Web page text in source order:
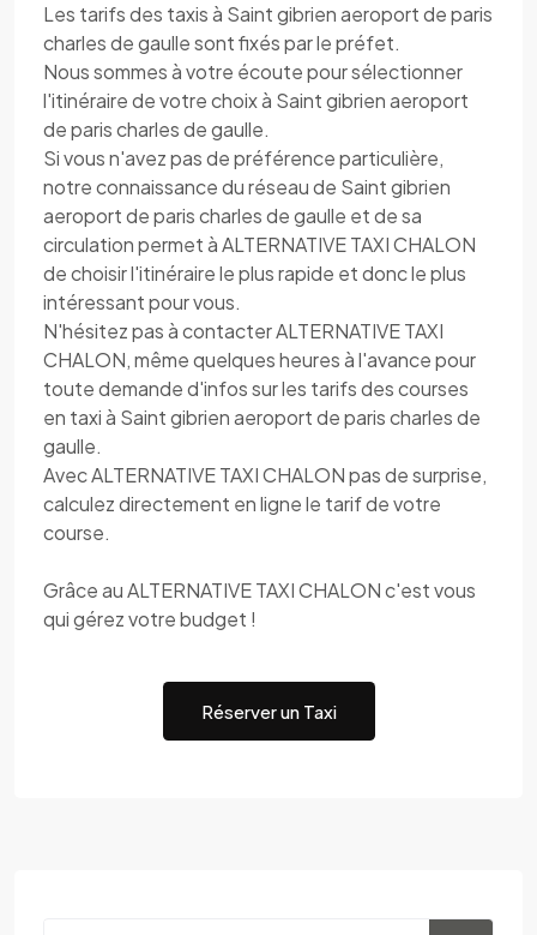
Les tarifs des taxis à Saint gibrien aeroport de paris
charles de gaulle sont fixés par le préfet.
Nous sommes à votre écoute pour sélectionner
l'itinéraire de votre choix à Saint gibrien aeroport
de paris charles de gaulle.
Si vous n'avez pas de préférence particulière,
notre connaissance du réseau de Saint gibrien
aeroport de paris charles de gaulle et de sa
circulation permet à ALTERNATIVE TAXI CHALON
de choisir l'itinéraire le plus rapide et donc le plus
intéressant pour vous.
N'hésitez pas à contacter ALTERNATIVE TAXI
CHALON, même quelques heures à l'avance pour
toute demande d'infos sur les tarifs des courses
en taxi à Saint gibrien aeroport de paris charles de
gaulle.
Avec ALTERNATIVE TAXI CHALON pas de surprise,
calculez directement en ligne le tarif de votre
course.
Grâce au ALTERNATIVE TAXI CHALON c'est vous
qui gérez votre budget !
Réserver un Taxi